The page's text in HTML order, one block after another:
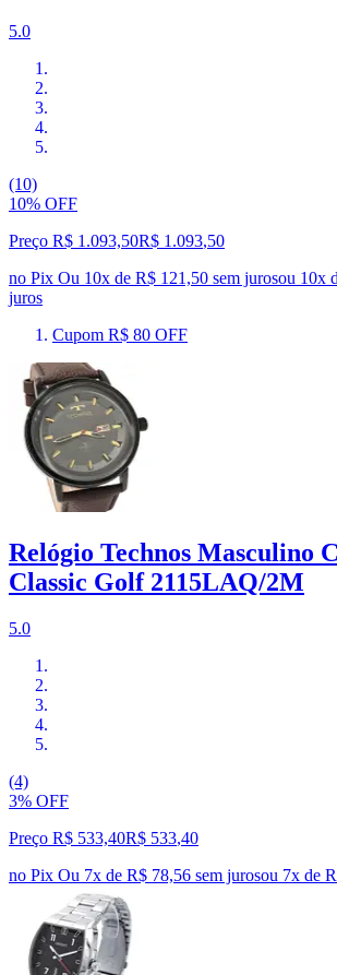
5.0
(10)
10% OFF
Preço R$ 1.093,50R$ 1.093,50
no Pix Ou 10x de R$ 121,50 sem jurosou 10x
juros
Cupom R$ 80 OFF
Relógio Technos Masculino
Classic Golf 2115LAQ/2M
5.0
(4)
3% OFF
Preço R$ 533,40R$ 533,40
no Pix Ou 7x de R$ 78,56 sem jurosou 7x de